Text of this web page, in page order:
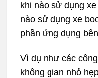
khi nào sử dụng
nào sử dụng xe
phần ứng dụng
Vì dụ như các
không gian nhỏ